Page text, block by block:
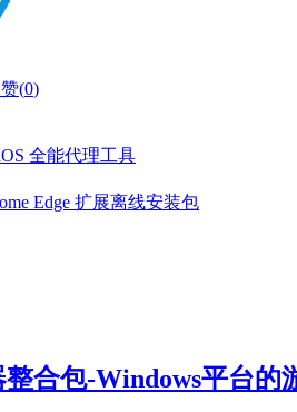
(0)
全能代理工具
Edge 扩展离线安装包
合包-Windows平台的